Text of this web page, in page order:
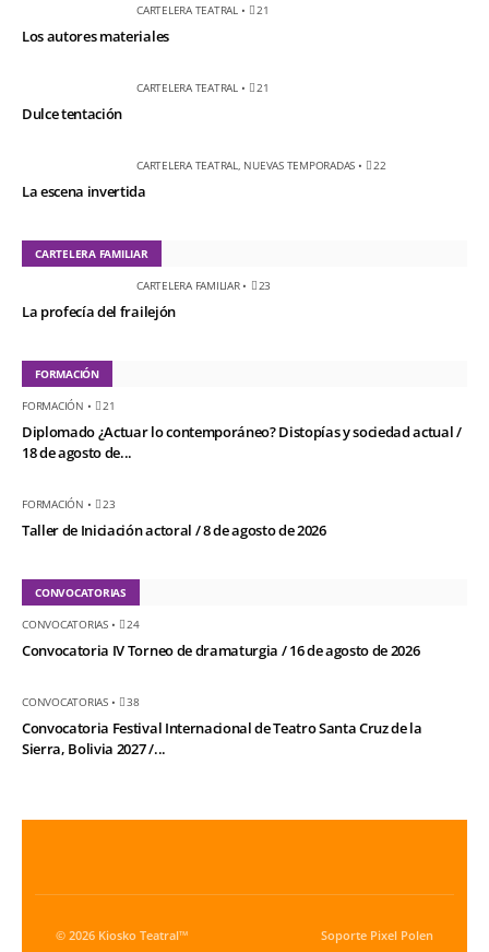
CARTELERA TEATRAL • 21
Los autores materiales
CARTELERA TEATRAL • 21
Dulce tentación
CARTELERA TEATRAL NUEVAS TEMPORADAS • 22
La escena invertida
CARTELERA FAMILIAR
CARTELERA FAMILIAR• 23
La profecía del frailejón
FORMACIÓN
FORMACIÓN • 21
Diplomado ¿Actuar lo contemporáneo? Distopías y sociedad actual /
18 de agosto de...
FORMACIÓN • 23
Taller de Iniciación actoral / 8 de agosto de 2026
CONVOCATORIAS
CONVOCATORIAS• 24
Convocatoria IV Torneo de dramaturgia / 16 de agosto de 2026
CONVOCATORIAS• 38
Convocatoria Festival Internacional de Teatro Santa Cruz de la
Sierra, Bolivia 2027 /...
© 2026 Kiosko Teatral™ Soporte Pixel Polen